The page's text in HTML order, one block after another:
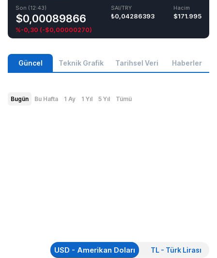
Son (12:43)
$0,00089866
%-0,30 (-$0,00000270)
SAI/TRY
₺0,04286393
Hacim
$171.995
Güncel Teknik Grafik Tarihsel Veri Haberler
Bugün Bu Hafta 1 Ay 1 Yıl 5 Yıl Tümü
USD - Amerikan Doları TL - Türk Lirası